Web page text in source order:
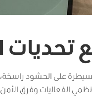
على الحشود
الفعاليات وفرق